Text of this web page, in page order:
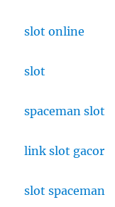
slot online
slot
spaceman slot
link slot gacor
slot spaceman